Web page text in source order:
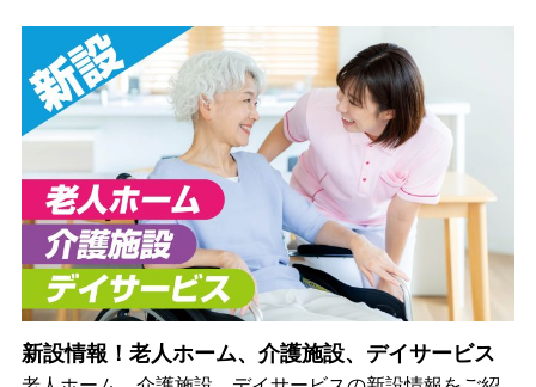
新設情報！老人ホーム、介護施設、デイサービス